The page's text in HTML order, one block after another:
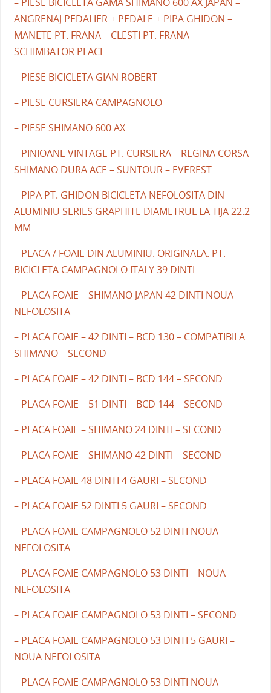
ANGRENAJ PEDALIER + PEDALE + PIPA GHIDON –
MANETE PT. FRANA – CLESTI PT. FRANA –
SCHIMBATOR PLACI
– PIESE BICICLETA GIAN ROBERT
– PIESE CURSIERA CAMPAGNOLO
– PIESE SHIMANO 600 AX
– PINIOANE VINTAGE PT. CURSIERA – REGINA CORSA –
SHIMANO DURA ACE – SUNTOUR – EVEREST
– PIPA PT. GHIDON BICICLETA NEFOLOSITA DIN
ALUMINIU SERIES GRAPHITE DIAMETRUL LA TIJA 22.2
MM
– PLACA / FOAIE DIN ALUMINIU. ORIGINALA. PT.
BICICLETA CAMPAGNOLO ITALY 39 DINTI
– PLACA FOAIE – SHIMANO JAPAN 42 DINTI NOUA
NEFOLOSITA
– PLACA FOAIE – 42 DINTI – BCD 130 – COMPATIBILA
SHIMANO – SECOND
– PLACA FOAIE – 42 DINTI – BCD 144 – SECOND
– PLACA FOAIE – 51 DINTI – BCD 144 – SECOND
– PLACA FOAIE – SHIMANO 24 DINTI – SECOND
– PLACA FOAIE – SHIMANO 42 DINTI – SECOND
– PLACA FOAIE 48 DINTI 4 GAURI – SECOND
– PLACA FOAIE 52 DINTI 5 GAURI – SECOND
– PLACA FOAIE CAMPAGNOLO 52 DINTI NOUA
NEFOLOSITA
– PLACA FOAIE CAMPAGNOLO 53 DINTI – NOUA
NEFOLOSITA
– PLACA FOAIE CAMPAGNOLO 53 DINTI – SECOND
– PLACA FOAIE CAMPAGNOLO 53 DINTI 5 GAURI –
NOUA NEFOLOSITA
– PLACA FOAIE CAMPAGNOLO 53 DINTI NOUA